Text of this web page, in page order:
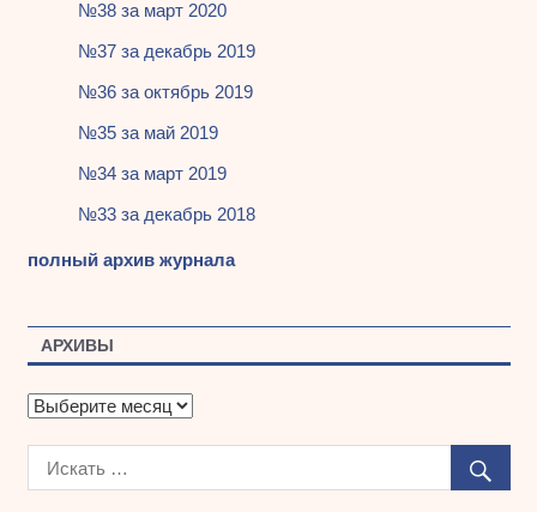
№38 за март 2020
№37 за декабрь 2019
№36 за октябрь 2019
№35 за май 2019
№34 за март 2019
№33 за декабрь 2018
полный архив журнала
АРХИВЫ
А
х